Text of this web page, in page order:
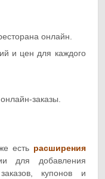
онлайн.
и цен для каждого
заказы.
есть расширения
для добавления
купонов и